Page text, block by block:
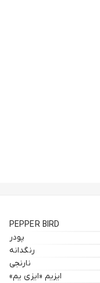
PEPPER BIRD
پودر
رنگدانه
نارنجی
ایزیم «ایزی یم»